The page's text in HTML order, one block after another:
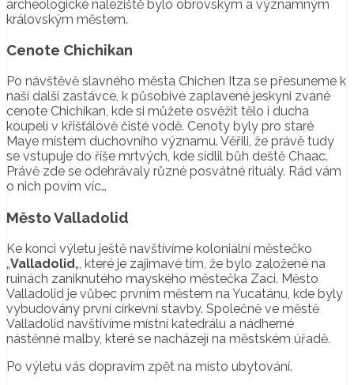
archeologické naleziště bylo obrovským a významným
královským městem.
Cenote Chichikan
Po návštěvě slavného města Chichen Itza se přesuneme k
naší další zastávce, k působivé zaplavené jeskyni zvané
cenote Chichikan, kde si můžete osvěžit tělo i ducha
koupelí v křišťálově čisté vodě. Cenoty byly pro staré
Maye místem duchovního významu. Věřili, že právě tudy
se vstupuje do říše mrtvých, kde sídlil bůh deště Chaac.
Právě zde se odehrávaly různé posvátné rituály. Rád vám
o nich povím víc…
Město Valladolid
Ke konci výletu ještě navštívíme koloniální městečko
„Valladolid„, které je zajimavé tím, že bylo založené na
ruinách zaniknutého mayského městečka Zaci. Město
Valladolid je vůbec prvním městem na Yucatánu, kde byly
vybudovány první církevní stavby. Společně ve městě
Valladolid navštívíme místní katedrálu a nádherné
nástěnné malby, které se nacházejí na městském úřadě.
Po výletu vás dopravím zpět na místo ubytování.